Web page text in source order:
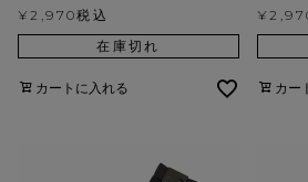
¥ 2,970税込
在庫切れ
カートに入れる
¥
カー